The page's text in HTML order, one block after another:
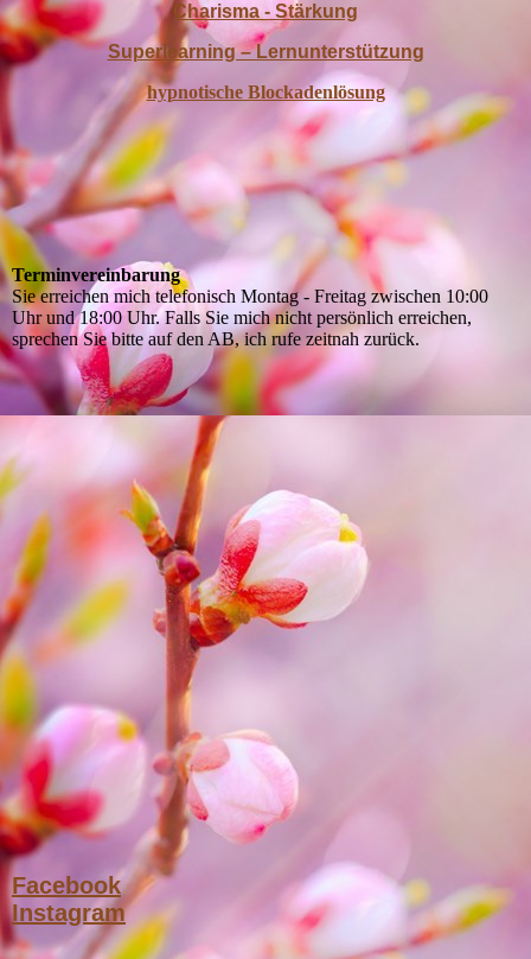
Charisma - Stärkung
Superlearning – Lernunterstützung
hypnotische Blockadenlösung
Terminvereinbarung
Sie erreichen mich telefonisch Montag - Freitag zwischen 10:00
Uhr und 18:00 Uhr. Falls Sie mich nicht persönlich erreichen,
sprechen Sie bitte auf den AB, ich rufe zeitnah zurück.
Facebook
Instagram